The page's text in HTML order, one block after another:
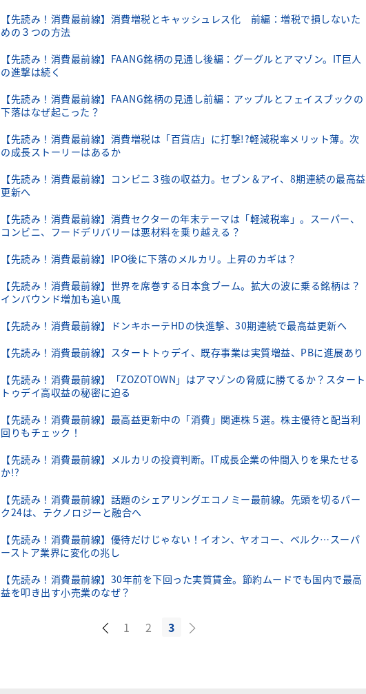
【先読み！消費最前線】消費増税とキャッシュレス化 前編：増税で損しないた
めの３つの方法
【先読み！消費最前線】FAANG銘柄の見通し後編：グーグルとアマゾン。IT巨人
の進撃は続く
【先読み！消費最前線】FAANG銘柄の見通し前編：アップルとフェイスブックの
下落はなぜ起こった？
【先読み！消費最前線】消費増税は「百貨店」に打撃!?軽減税率メリット薄。次
の成長ストーリーはあるか
【先読み！消費最前線】コンビニ３強の収益力。セブン＆アイ、8期連続の最高益
更新へ
【先読み！消費最前線】消費セクターの年末テーマは「軽減税率」。スーパー、
コンビニ、フードデリバリーは悪材料を乗り越える？
【先読み！消費最前線】IPO後に下落のメルカリ。上昇のカギは？
【先読み！消費最前線】世界を席巻する日本食ブーム。拡大の波に乗る銘柄は？
インバウンド増加も追い風
【先読み！消費最前線】ドンキホーテHDの快進撃、30期連続で最高益更新へ
【先読み！消費最前線】スタートトゥデイ、既存事業は実質増益、PBに進展あり
【先読み！消費最前線】「ZOZOTOWN」はアマゾンの脅威に勝てるか？スタート
トゥデイ高収益の秘密に迫る
【先読み！消費最前線】最高益更新中の「消費」関連株５選。株主優待と配当利
回りもチェック！
【先読み！消費最前線】メルカリの投資判断。IT成長企業の仲間入りを果たせる
か!?
【先読み！消費最前線】話題のシェアリングエコノミー最前線。先頭を切るパー
ク24は、テクノロジーと融合へ
【先読み！消費最前線】優待だけじゃない！イオン、ヤオコー、ベルク…スーパ
ーストア業界に変化の兆し
【先読み！消費最前線】30年前を下回った実質賃金。節約ムードでも国内で最高
益を叩き出す小売業のなぜ？
1 2 3